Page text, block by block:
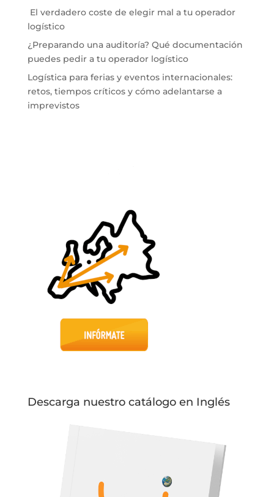
El verdadero coste de elegir mal a tu operador
logístico
¿Preparando una auditoría? Qué documentación
puedes pedir a tu operador logístico
Logística para ferias y eventos internacionales:
retos, tiempos críticos y cómo adelantarse a
imprevistos
Descarga nuestro catálogo en Inglés